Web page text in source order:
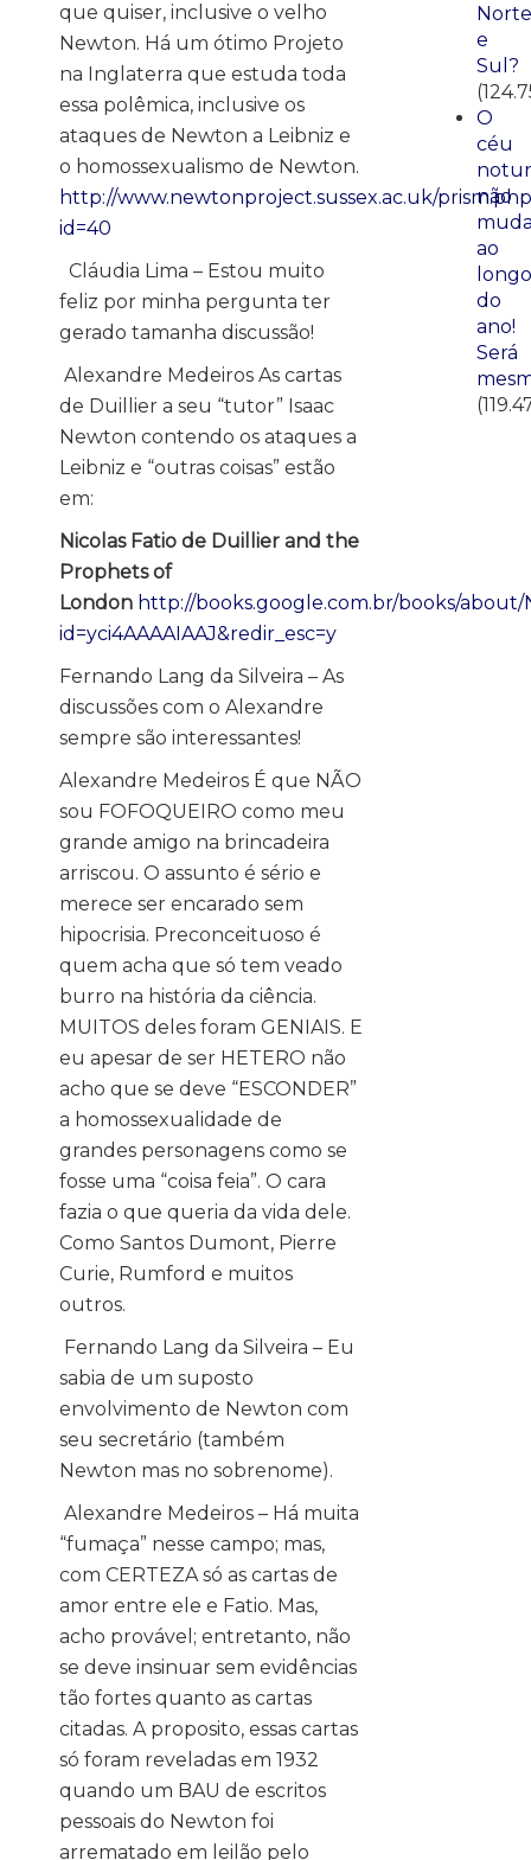
que quiser, inclusive o velho
Newton. Há um ótimo Projeto
na Inglaterra que estuda toda
essa polêmica, inclusive os
ataques de Newton a Leibniz e
o homossexualismo de Newton.
http://www.newtonproject.sussex.ac.uk/
id=40
Cláudia Lima – Estou muito
feliz por minha pergunta ter
gerado tamanha discussão!
Alexandre Medeiros As cartas
de Duillier a seu “tutor” Isaac
Newton contendo os ataques a
Leibniz e “outras coisas” estão
em:
Nicolas Fatio de Duillier and the
Prophets of
London http://books.google.com.br/books/
id=yci4AAAAIAAJ&redir_esc=y
Fernando Lang da Silveira – As
discussões com o Alexandre
sempre são interessantes!
Alexandre Medeiros É que NÃO
sou FOFOQUEIRO como meu
grande amigo na brincadeira
arriscou. O assunto é sério e
merece ser encarado sem
hipocrisia. Preconceituoso é
quem acha que só tem veado
burro na história da ciência.
MUITOS deles foram GENIAIS. E
eu apesar de ser HETERO não
acho que se deve “ESCONDER”
a homossexualidade de
grandes personagens como se
fosse uma “coisa feia”. O cara
fazia o que queria da vida dele.
Como Santos Dumont, Pierre
Curie, Rumford e muitos
outros.
Fernando Lang da Silveira – Eu
sabia de um suposto
envolvimento de Newton com
seu secretário (também
Newton mas no sobrenome).
Alexandre Medeiros – Há muita
“fumaça” nesse campo; mas,
com CERTEZA só as cartas de
amor entre ele e Fatio. Mas,
acho provável; entretanto, não
se deve insinuar sem evidências
tão fortes quanto as cartas
citadas. A proposito, essas cartas
só foram reveladas em 1932
quando um BAU de escritos
pessoais do Newton foi
arrematado em leilão pelo
Norte
e
Sul?
O
céu
não
ao
longo
do
ano!
Será